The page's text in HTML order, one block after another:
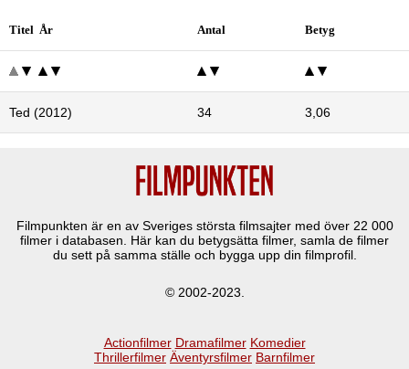
Titel År Antal Betyg
Ted (2012) 34 3,06
Filmpunkten är en av Sveriges största filmsajter med över 22 000
filmer i databasen. Här kan du betygsätta filmer, samla de filmer
du sett på samma ställe och bygga upp din filmprofil.
© 2002-2023.
Actionfilmer Dramafilmer Komedier
Thrillerfilmer Äventyrsfilmer Barnfilmer